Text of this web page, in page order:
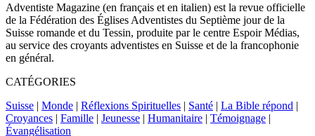
Adventiste Magazine (en français et en italien) est la revue officielle
de la Fédération des Églises Adventistes du Septième jour de la
Suisse romande et du Tessin, produite par le centre Espoir Médias,
au service des croyants adventistes en Suisse et de la francophonie
en général.
CATÉGORIES
Suisse | Monde | Réflexions Spirituelles | Santé | La Bible répond |
Croyances | Famille | Jeunesse | Humanitaire | Témoignage |
Évangélisation